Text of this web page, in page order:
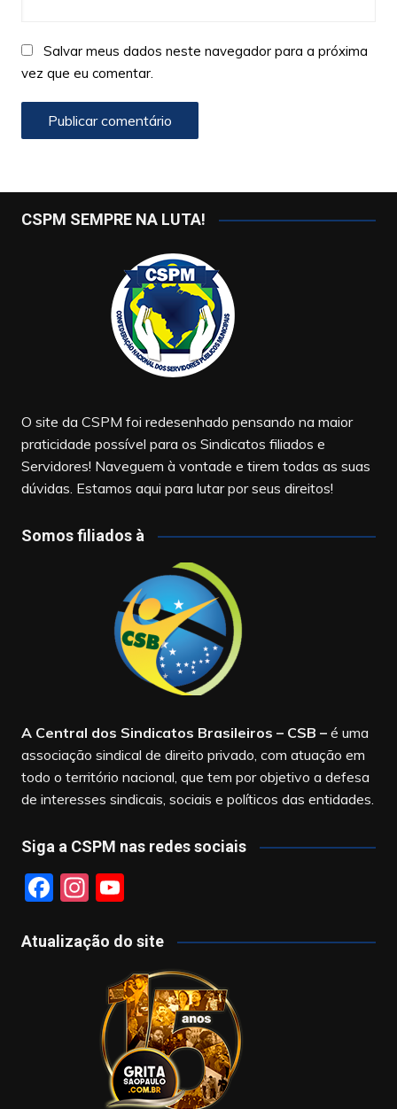
Salvar meus dados neste navegador para a próxima
vez que eu comentar.
CSPM SEMPRE NA LUTA!
O site da CSPM foi redesenhado pensando na maior
praticidade possível para os Sindicatos filiados e
Servidores! Naveguem à vontade e tirem todas as suas
dúvidas. Estamos aqui para lutar por seus direitos!
Somos filiados à
A Central dos Sindicatos Brasileiros – CSB –é uma
associação sindical de direito privado, com atuação em
todo o território nacional, que tem por objetivo a defesa
de interesses sindicais, sociais e políticos das entidades.
Siga a CSPM nas redes sociais
F
c
In
a
m
Y
u
T
u
b
e
Atualização do site